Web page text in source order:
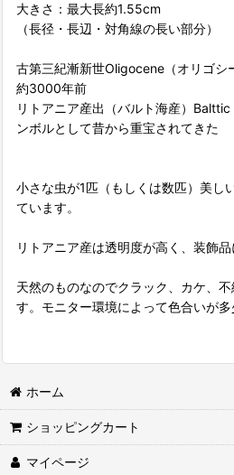
大きさ：最大長約1.55cm
（長径・長辺・対角線の長い部分）
古第三紀漸新世Oligocene（オリゴシ
約3000年前
リトアニア産出（バルト海産）
ンボルとして昔から重宝されてきた
小さな虫が1匹（もしくは数匹）美し
ています。
リトアニア産は透明度が高く、装飾品
天然のものなのでクラック、カケ、
す。モニター環境によって色合いが多
ホーム
ショッピングカート
マイページ